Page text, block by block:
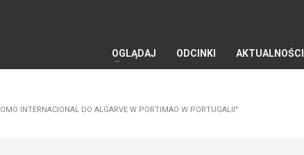
OGLĄDAJ ODCINKI AKTUALNOŚCI
INTERNACIONAL DO ALGARVE W PORTIMAO W PORTUGALII"